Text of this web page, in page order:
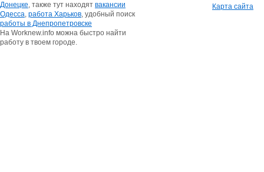
Донецке, также тут находят вакансии
Одесса, работа Харьков, удобный поиск
работы в Днепропетровске
На Worknew.info можна быстро найти
работу в твоем городе.
Карта сайта